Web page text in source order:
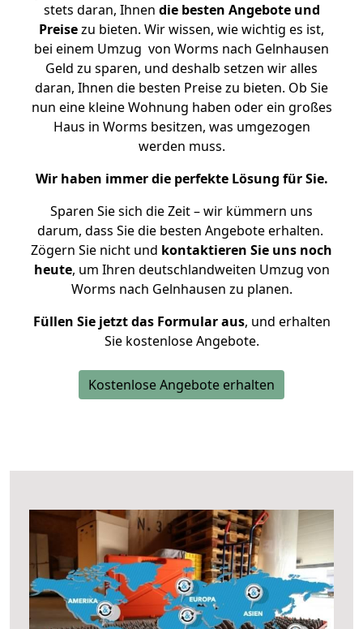
stets daran, Ihnen die besten Angebote und
Preisezu bieten. Wir wissen, wie wichtig es ist,
bei einem Umzug von Worms nach Gelnhausen
Geld zu sparen, und deshalb setzen wir alles
daran, Ihnen die besten Preise zu bieten. Ob Sie
nun eine kleine Wohnung haben oder ein großes
Haus in Worms besitzen, was umgezogen
werden muss.
Wir haben immer die perfekte Lösung für Sie.
Sparen Sie sich die Zeit – wir kümmern uns
darum, dass Sie die besten Angebote erhalten.
Zögern Sie nicht und kontaktieren Sie uns noch
heute, um Ihren deutschlandweiten Umzug von
Worms nach Gelnhausen zu planen.
Füllen Sie jetzt das Formular aus, und erhalten
Sie kostenlose Angebote.
Kostenlose Angebote erhalten